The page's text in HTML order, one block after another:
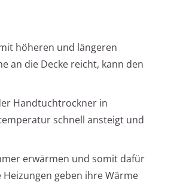
höheren und längeren
an die Decke reicht, kann den
Handtuchtrockner in
schnell ansteigt und
erwärmen und somit dafür
geben ihre Wärme